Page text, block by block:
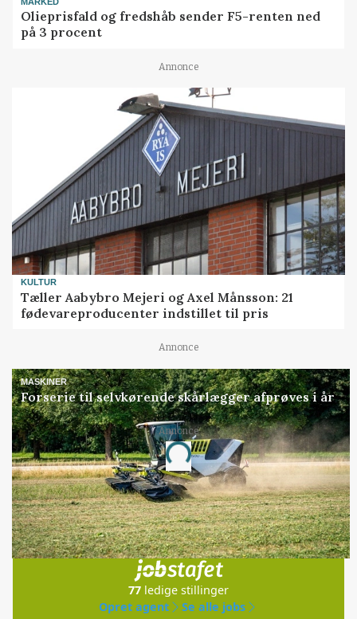
Olieprisfald og fredshåb sender F5-renten ned
på 3 procent
Annonce
KULTUR
Tæller Aabybro Mejeri og Axel Månsson: 21
fødevareproducenter indstillet til pris
Annonce
MASKINER
Forserie til selvkørende skårlægger afprøves i år
Annonce
Loading...
Jobs
i samarbejde med
77 ledige stillinger
Opret agent
Se alle jobs